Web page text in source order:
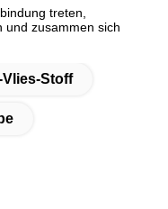
treten,
und zusammen sich
Stoff